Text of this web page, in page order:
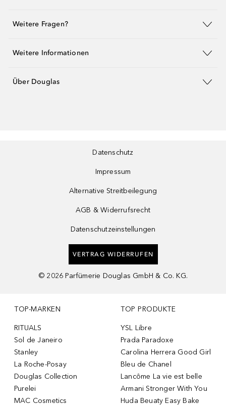
Weitere Fragen?
Weitere Informationen
Über Douglas
Datenschutz
Impressum
Alternative Streitbeilegung
AGB & Widerrufsrecht
Datenschutzeinstellungen
VERTRAG WIDERRUFEN
© 2026 Parfümerie Douglas GmbH & Co. KG.
TOP-MARKEN
RITUALS
Sol de Janeiro
Stanley
La Roche-Posay
Douglas Collection
Purelei
MAC Cosmetics
TOP PRODUKTE
YSL Libre
Prada Paradoxe
Carolina Herrera Good Girl
Bleu de Chanel
Lancôme La vie est belle
Armani Stronger With You
Huda Beuaty Easy Bake